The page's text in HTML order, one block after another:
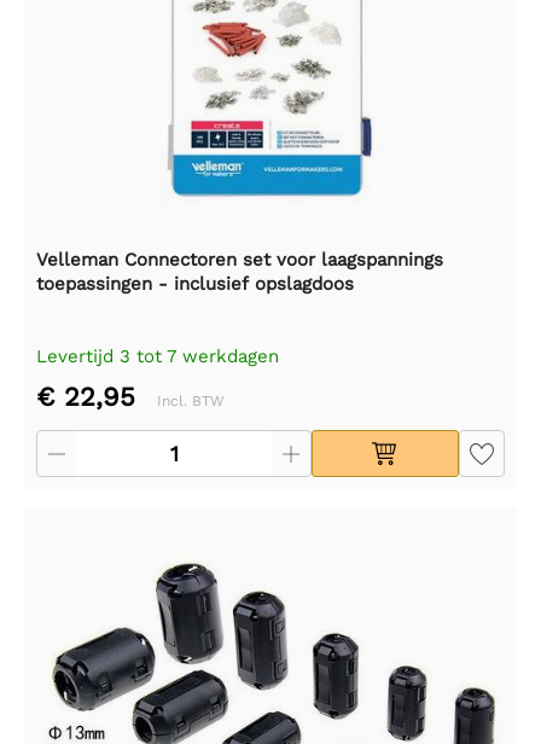
Velleman Connectoren set voor laagspannings
toepassingen - inclusief opslagdoos
Levertijd 3 tot 7 werkdagen
€ 22,95 Incl. BTW